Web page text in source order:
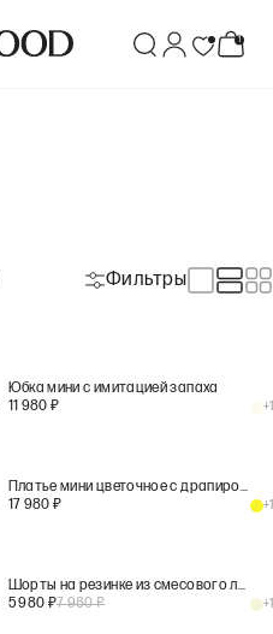
Фильтры
Юбка мини с имитацией запаха
11 980 ₽ +1
Платье мини цветочное с драпировками
17 980 ₽ +1
Шорты на резинке из смесового льна
5 980 ₽7 980₽ +1